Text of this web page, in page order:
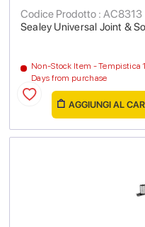
Sealey Universal Joint &
Codice Prodotto : AC8313
Non-Stock Item - Tempistica
Days from purchase
AGGIUNGI AL